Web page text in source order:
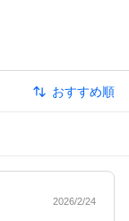
おすすめ順
2026/2/24